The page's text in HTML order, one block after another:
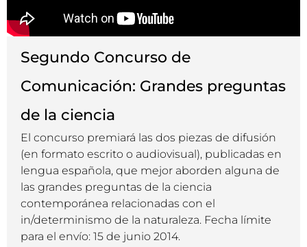
Segundo Concurso de
Comunicación: Grandes preguntas
de la ciencia
El concurso premiará las dos piezas de difusión
(en formato escrito o audiovisual), publicadas en
lengua española, que mejor aborden alguna de
las grandes preguntas de la ciencia
contemporánea relacionadas con el
in/determinismo de la naturaleza. Fecha límite
para el envío: 15 de junio 2014.